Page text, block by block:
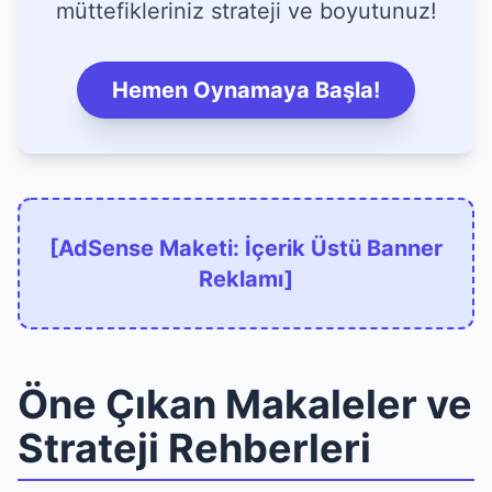
müttefikleriniz strateji ve boyutunuz!
Hemen Oynamaya Başla!
[AdSense Maketi: İçerik Üstü Banner
Reklamı]
Öne Çıkan Makaleler ve
Strateji Rehberleri